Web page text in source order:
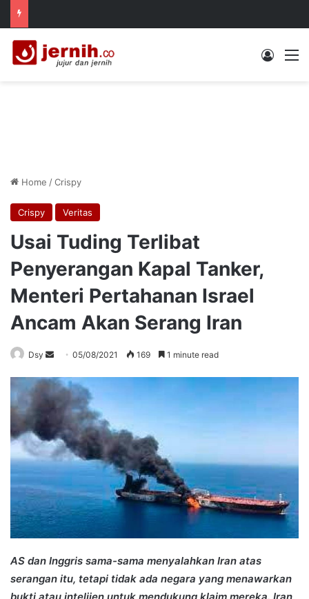
Log In
Home /Crispy
Crispy Veritas
Usai Tuding Terlibat
Penyerangan Kapal Tanker,
Menteri Pertahanan Israel
Ancam Akan Serang Iran
Dsy
Send
email
05/08/2021 169 1 minute read
AS dan Inggris sama-sama menyalahkan Iran atas
serangan itu, tetapi tidak ada negara yang menawarkan